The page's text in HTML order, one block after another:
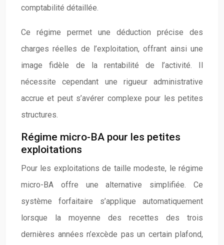
comptabilité détaillée.
Ce régime permet une déduction précise des
charges réelles de l’exploitation, offrant ainsi une
image fidèle de la rentabilité de l’activité. Il
nécessite cependant une rigueur administrative
accrue et peut s’avérer complexe pour les petites
structures.
Régime micro-BA pour les petites
exploitations
Pour les exploitations de taille modeste, le régime
micro-BA offre une alternative simplifiée. Ce
système forfaitaire s’applique automatiquement
lorsque la moyenne des recettes des trois
dernières années n’excède pas un certain plafond,